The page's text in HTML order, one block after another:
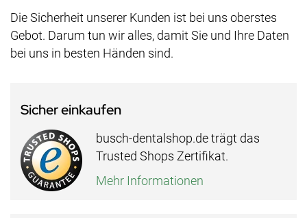
Die Sicherheit unserer Kunden ist bei uns oberstes
Gebot. Darum tun wir alles, damit Sie und Ihre Daten
bei uns in besten Händen sind.
Sicher einkaufen
busch-dentalshop.de trägt das
Trusted Shops Zertifikat.
Mehr Informationen